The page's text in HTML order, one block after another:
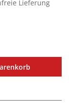
Lieferung